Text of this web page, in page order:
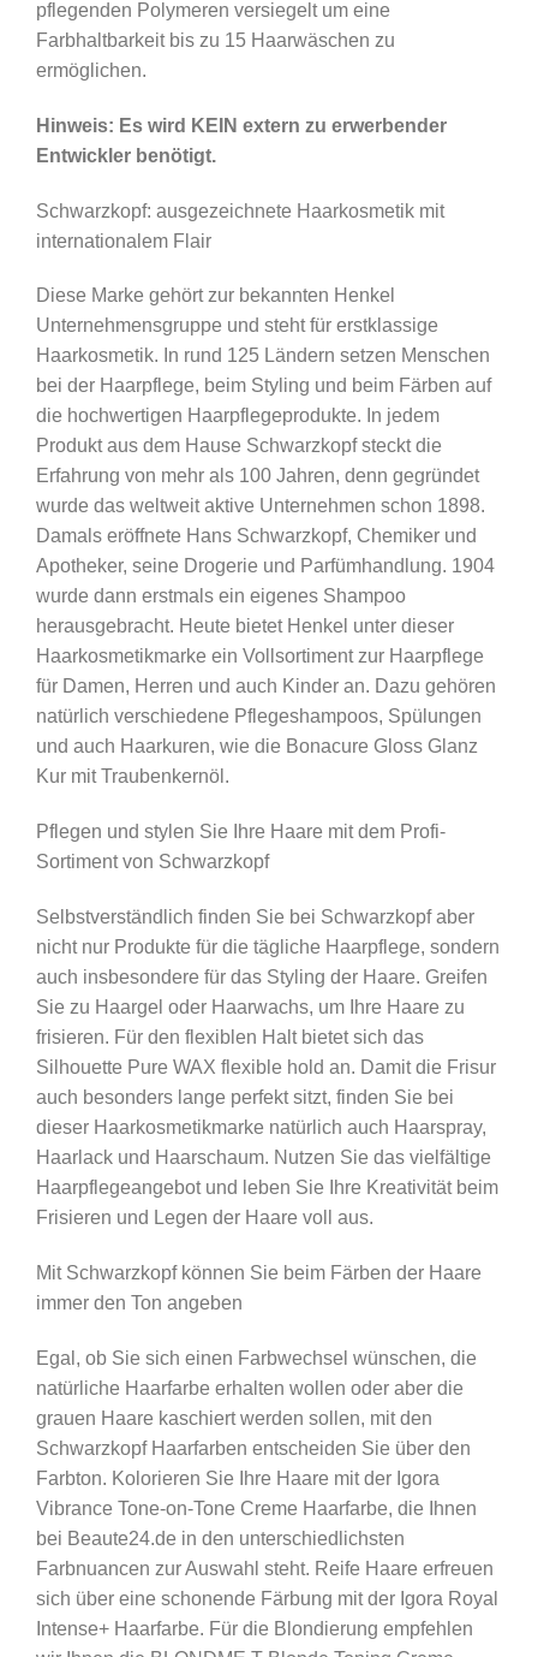
pflegenden Polymeren versiegelt um eine
Farbhaltbarkeit bis zu 15 Haarwäschen zu
ermöglichen.
Hinweis: Es wird KEIN extern zu erwerbender
Entwickler benötigt.
Schwarzkopf: ausgezeichnete Haarkosmetik mit
internationalem Flair
Diese Marke gehört zur bekannten Henkel
Unternehmensgruppe und steht für erstklassige
Haarkosmetik. In rund 125 Ländern setzen Menschen
bei der Haarpflege, beim Styling und beim Färben auf
die hochwertigen Haarpflegeprodukte. In jedem
Produkt aus dem Hause Schwarzkopf steckt die
Erfahrung von mehr als 100 Jahren, denn gegründet
wurde das weltweit aktive Unternehmen schon 1898.
Damals eröffnete Hans Schwarzkopf, Chemiker und
Apotheker, seine Drogerie und Parfümhandlung. 1904
wurde dann erstmals ein eigenes Shampoo
herausgebracht. Heute bietet Henkel unter dieser
Haarkosmetikmarke ein Vollsortiment zur Haarpflege
für Damen, Herren und auch Kinder an. Dazu gehören
natürlich verschiedene Pflegeshampoos, Spülungen
und auch Haarkuren, wie die Bonacure Gloss Glanz
Kur mit Traubenkernöl.
Pflegen und stylen Sie Ihre Haare mit dem Profi-
Sortiment von Schwarzkopf
Selbstverständlich finden Sie bei Schwarzkopf aber
nicht nur Produkte für die tägliche Haarpflege, sondern
auch insbesondere für das Styling der Haare. Greifen
Sie zu Haargel oder Haarwachs, um Ihre Haare zu
frisieren. Für den flexiblen Halt bietet sich das
Silhouette Pure WAX flexible hold an. Damit die Frisur
auch besonders lange perfekt sitzt, finden Sie bei
dieser Haarkosmetikmarke natürlich auch Haarspray,
Haarlack und Haarschaum. Nutzen Sie das vielfältige
Haarpflegeangebot und leben Sie Ihre Kreativität beim
Frisieren und Legen der Haare voll aus.
Mit Schwarzkopf können Sie beim Färben der Haare
immer den Ton angeben
Egal, ob Sie sich einen Farbwechsel wünschen, die
natürliche Haarfarbe erhalten wollen oder aber die
grauen Haare kaschiert werden sollen, mit den
Schwarzkopf Haarfarben entscheiden Sie über den
Farbton. Kolorieren Sie Ihre Haare mit der Igora
Vibrance Tone-on-Tone Creme Haarfarbe, die Ihnen
bei Beaute24.de in den unterschiedlichsten
Farbnuancen zur Auswahl steht. Reife Haare erfreuen
sich über eine schonende Färbung mit der Igora Royal
Intense+ Haarfarbe. Für die Blondierung empfehlen